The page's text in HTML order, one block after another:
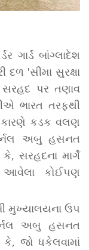
ગાર્ડ બાંગ્લાદેશ
દળ 'સીમા સુરક્ષા
પર તણાવ
ભારત તરફથી
કારણે કડક વલણ
અબુ હસનત
સરહદના માર્ગે
આવેલા કોઈપણ
મુખ્યાલયના ઉપ
અબુ હસનત
જો ધકેલવામાં